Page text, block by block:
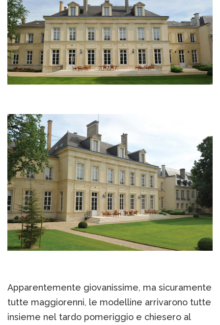
Apparentemente giovanissime, ma sicuramente
tutte maggiorenni, le modelline arrivarono tutte
insieme nel tardo pomeriggio e chiesero al